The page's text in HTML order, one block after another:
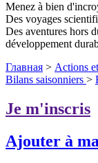
Menez à bien
Des voyages
Des aventures hors
développement
Главная > Actions
Bilans saisonniers >
Je m'inscris
Ajouter à